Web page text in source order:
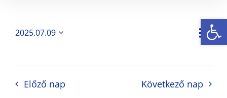
Nap
2025.07.09
Előző nap Következő nap